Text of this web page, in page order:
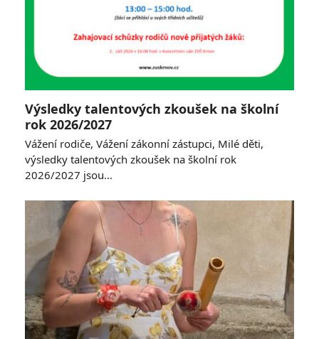
Výsledky talentových zkoušek na školní
rok 2026/2027
Vážení rodiče, Vážení zákonní zástupci, Milé děti,
výsledky talentových zkoušek na školní rok
2026/2027 jsou…